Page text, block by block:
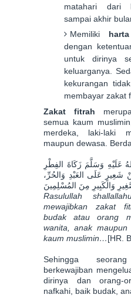
matahari dari
sampai akhir
Memiliki
dengan
untuk dirinya
keluarganya.
kekurangan
membayar zakat
Zakat fitrah
semua kaum
merdeka, laki-laki
maupun dewasa.
وَسَلَّمَ زَكَاةَ الفِطْرِ
عَلَى العَبْدِ وَالحُرِّ،
وَالكَبِيرِ مِنَ المُسْلِمِينَ
Rasulullah
mewajibkan zakat
budak atau orang
wanita, anak
kaum muslimin…[HR.
Sehingga
berkewajiban
dirinya dan orang-
nafkahi, baik budak,